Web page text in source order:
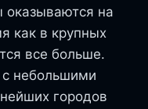
оказываются на
как в крупных
все больше.
с небольшими
городов